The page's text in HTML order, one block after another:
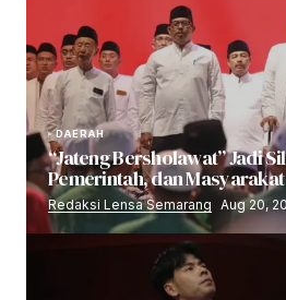
DAERAH
“Jateng Bersholawat” Jadi
Pemerintah, dan Masyarakat
Redaksi Lensa Semarang Aug 20,